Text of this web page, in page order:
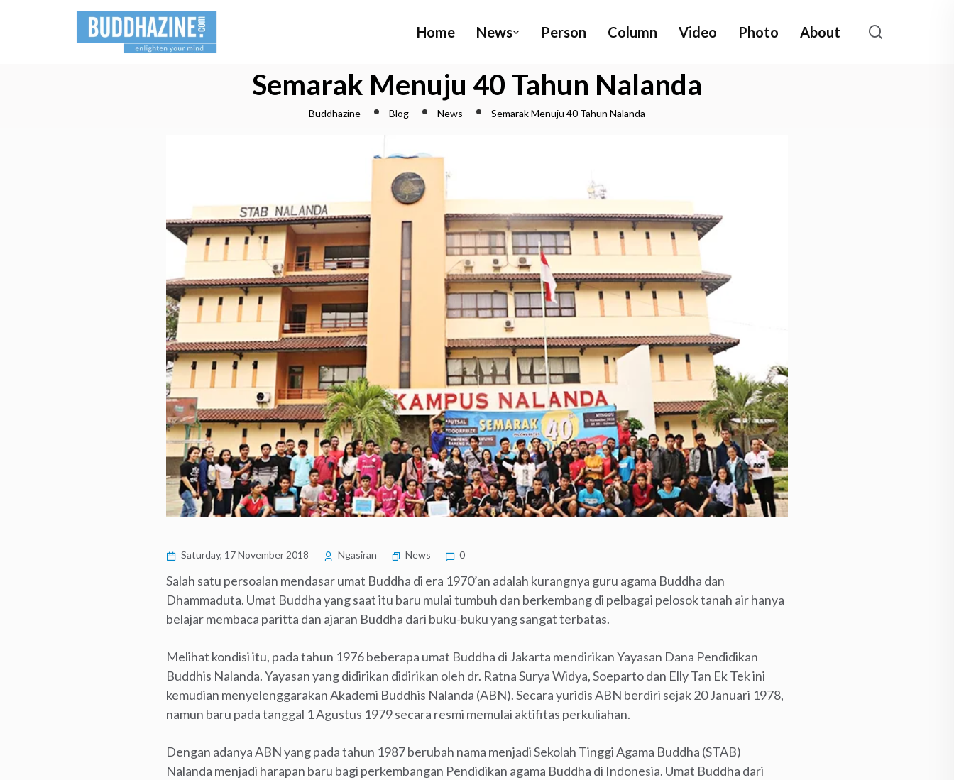
Home News Person Column Video Photo About
Semarak Menuju 40 Tahun Nalanda
Buddhazine Blog News Semarak Menuju 40 Tahun Nalanda
Saturday, 17 November 2018 Ngasiran News 0
Salah satu persoalan mendasar umat Buddha di era 1970’an adalah kurangnya guru agama Buddha dan
Dhammaduta. Umat Buddha yang saat itu baru mulai tumbuh dan berkembang di pelbagai pelosok tanah air hanya
belajar membaca paritta dan ajaran Buddha dari buku-buku yang sangat terbatas.
Melihat kondisi itu, pada tahun 1976 beberapa umat Buddha di Jakarta mendirikan Yayasan Dana Pendidikan
Buddhis Nalanda. Yayasan yang didirikan didirikan oleh dr. Ratna Surya Widya, Soeparto dan Elly Tan Ek Tek ini
kemudian menyelenggarakan Akademi Buddhis Nalanda (ABN). Secara yuridis ABN berdiri sejak 20 Januari 1978,
namun baru pada tanggal 1 Agustus 1979 secara resmi memulai aktifitas perkuliahan.
Dengan adanya ABN yang pada tahun 1987 berubah nama menjadi Sekolah Tinggi Agama Buddha (STAB)
Nalanda menjadi harapan baru bagi perkembangan Pendidikan agama Buddha di Indonesia. Umat Buddha dari